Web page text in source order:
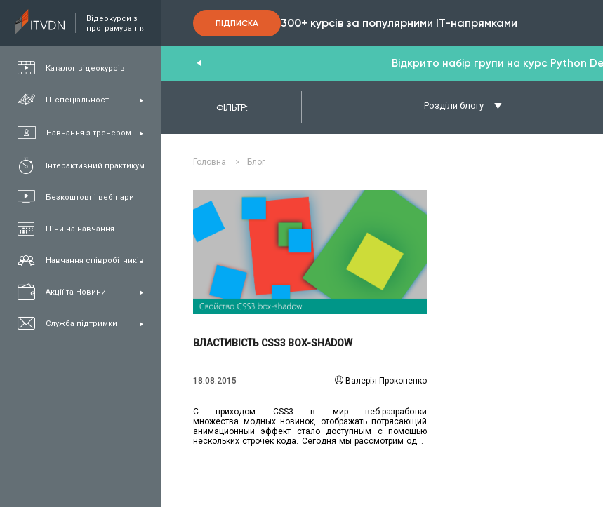
Відеокурси з
програмування
Каталог відеокурсів
ІТ спеціальності
Навчання з тренером
Інтерактивний практикум
Безкоштовні вебінари
Ціни на навчання
Навчання співробітників
Акції та Новини
Служба підтримки
ПІДПИСКА 300+ курсів за популярними IT-напрямками
FullStack C#/.NET Java Відкрито набір групи на курс Python
ФІЛЬТР: Розділи блогу
Головна > Блог
ЧИТАТИ ДЕТАЛЬНІШЕ
ВЛАСТИВІСТЬ CSS3 BOX-SHADOW
18.08.2015 Валерія Прокопенко
С приходом CSS3 в мир веб-разработки
множества модных новинок, отображать потрясающий
анимационный эффект стало доступным с помощью
нескольких строчек кода. Сегодня мы рассмотрим одно